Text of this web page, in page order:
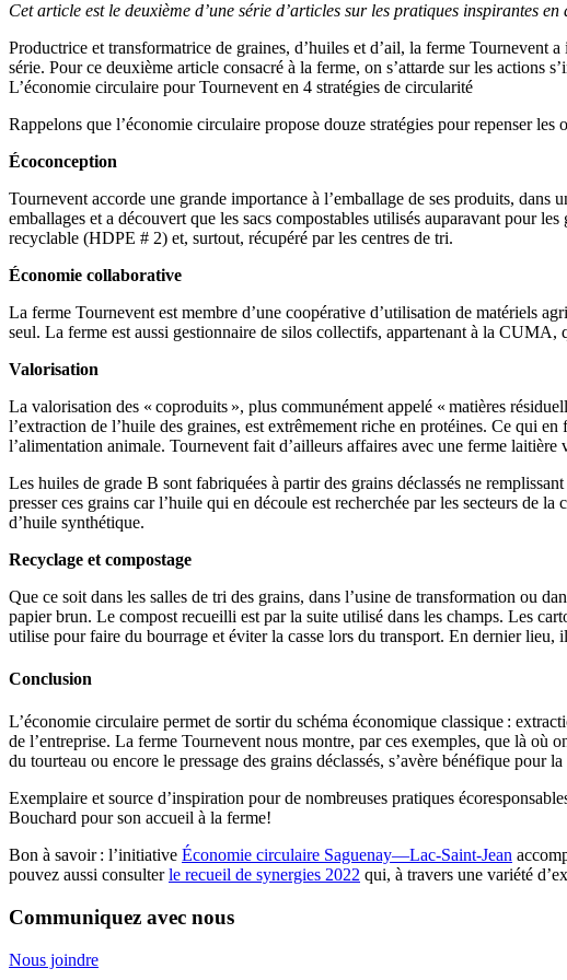
Cet article est le deuxième d’une série d’articles sur les pratiques inspirantes
Productrice et transformatrice de graines, d’huiles et d’ail, la ferme Tournevent
série. Pour ce deuxième article consacré à la ferme, on s’attarde sur les actions
L’économie circulaire pour Tournevent en 4 stratégies de circularité
Rappelons que l’économie circulaire propose douze stratégies pour repenser
Écoconception
Tournevent accorde une grande importance à l’emballage de ses produits,
emballages et a découvert que les sacs compostables utilisés auparavant pour
recyclable (HDPE # 2) et, surtout, récupéré par les centres de tri.
Économie collaborative
La ferme Tournevent est membre d’une coopérative d’utilisation de matériels
seul. La ferme est aussi gestionnaire de silos collectifs, appartenant à la
Valorisation
La valorisation des « coproduits », plus communément appelé « matières
l’extraction de l’huile des graines, est extrêmement riche en protéines. Ce qui
l’alimentation animale. Tournevent fait d’ailleurs affaires avec une ferme
Les huiles de grade B sont fabriquées à partir des grains déclassés ne
presser ces grains car l’huile qui en découle est recherchée par les secteurs de
d’huile synthétique.
Recyclage et compostage
Que ce soit dans les salles de tri des grains, dans l’usine de transformation ou
papier brun. Le compost recueilli est par la suite utilisé dans les champs. Les
utilise pour faire du bourrage et éviter la casse lors du transport. En dernier lieu,
Conclusion
L’économie circulaire permet de sortir du schéma économique classique :
de l’entreprise. La ferme Tournevent nous montre, par ces exemples, que là où
du tourteau ou encore le pressage des grains déclassés, s’avère bénéfique
Exemplaire et source d’inspiration pour de nombreuses pratiques
Bouchard pour son accueil à la ferme!
Bon à savoir : l’initiative Économie circulaire Saguenay—Lac-Saint-Jean
pouvez aussi consulterle recueil de synergies 2022 qui, à travers une variété
Communiquez avec nous
Nous joindre